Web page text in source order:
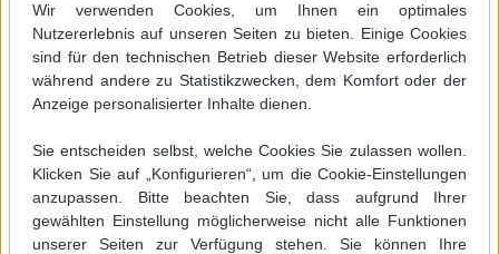
Versand und Zahlung
Batterieentsorgung
Newsletter
Kontakt
Cookie-Einstellungen
Informationen zur Echtheit von Kundenbewertungen
Vertrag widerrufen
* Alle Preise inkl. gesetzl. Mehrwertsteuer zzgl.
Wir verwenden Cookies, um Ihnen ein optimales
Nutzererlebnis auf unseren Seiten zu bieten. Einige Cookies
sind für den technischen Betrieb dieser Website erforderlich
während andere zu Statistikzwecken, dem Komfort oder der
Anzeige personalisierter Inhalte dienen.
Sie entscheiden selbst, welche Cookies Sie zulassen wollen.
Klicken Sie auf „Konfigurieren“, um die Cookie-Einstellungen
anzupassen. Bitte beachten Sie, dass aufgrund Ihrer
gewählten Einstellung möglicherweise nicht alle Funktionen
unserer Seiten zur Verfügung stehen. Sie können Ihre